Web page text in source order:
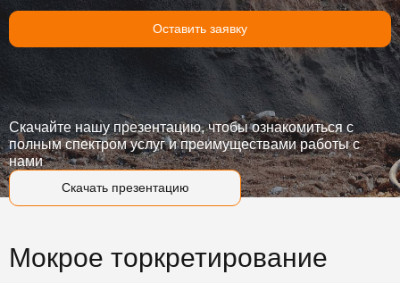
Оставить заявку
Скачать презентацию
Скачайте нашу презентацию, чтобы ознакомиться с
полным спектром услуг и преимуществами работы с
нами
Мокрое торкретирование